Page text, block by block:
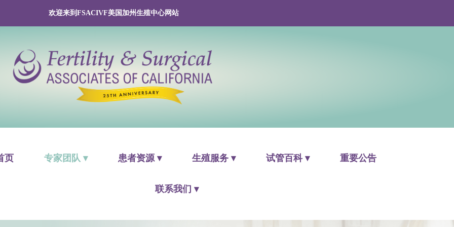
欢迎来到FSACIVF美国加州生殖中心网站
页 专家团队 ▾ 患者资源 ▾ 生殖服务 ▾ 试管百科 ▾ 重要公告
联系我们 ▾